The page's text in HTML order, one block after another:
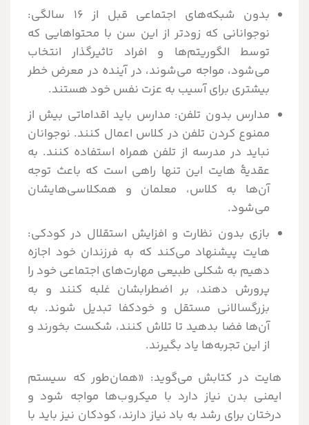
بدون شبکه‌های اجتماعی قبل از 16 سالگی:
نوجوانانی که زودتر از این سن با محتواهایی که
توسط الگوریتم‌ها و افراد تاثیرگذار انتخاب
می‌شود، مواجه می‌شوند، در آینده در معرض خطر
بیشتری برای آسیب به عزت نفس خود هستند.
مدارس بدون تلفن: مدارس باید اقداماتی بیش از
ممنوع کردن تلفن در کلاس اعمال کنند. نوجوانان
نباید در مدرسه از تلفن همراه استفاده کنند. به
عقدیۀ هایت این تنها راهی است که باعث توجه
آن‌ها به کلاس، معلمان و همکلاسی‌هایشان
می‌شود.
بازی بدون نظارت و افزایش استقلال در کودکی:
هایت پیشنهاد می‌کند که به فرزندان خود اجازه
دهیم به شکلی طبیعی مهارت‌های اجتماعی خود را
پرورش دهند، بر اضطرابشان غلبه کنند و به
بزرگسالانی مستقل و خودکفا تبدیل شوند. به
آن‌ها فضا بدهید تا تلاش کنند، شکست بخورند و
از این تجربه‌ها یاد بگیرند.
هایت در کتابش می‌گوید: «همان‌طور که سیستم
ایمنی بدن نیاز دارد با میکروب‌ها مواجه شود و
درختان برای رشد به باد نیاز دارند، کودکان نیز باید با